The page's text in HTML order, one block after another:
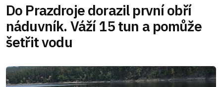
Do Prazdroje dorazil první obří
náduvník. Váží 15 tun a pomůže
šetřit vodu